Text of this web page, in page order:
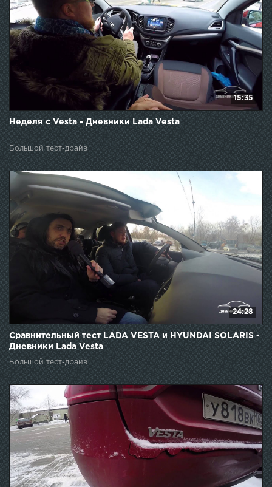
15:35
Неделя с Vesta - Дневники Lada Vesta
Большой тест-драйв
24:28
Сравнительный тест LADA VESTA и HYUNDAI SOLARIS -
Дневники Lada Vesta
Большой тест-драйв